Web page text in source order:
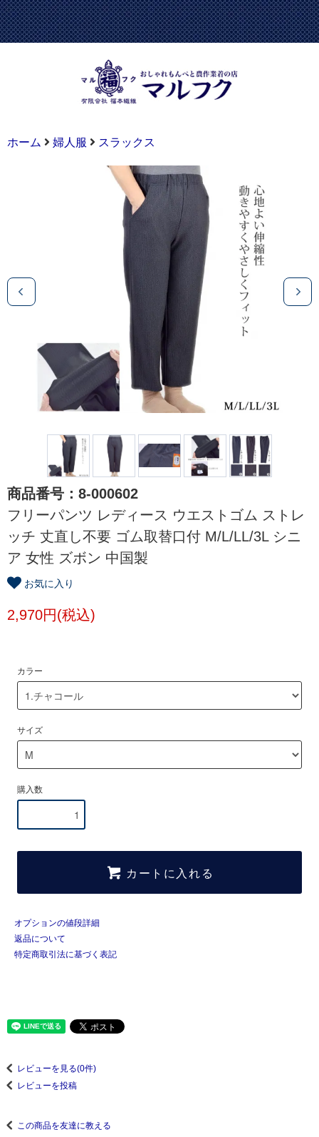
ホーム 婦人服 スラックス
商品番号：8-000602
フリーパンツ レディース ウエストゴム ストレ
ッチ 丈直し不要 ゴム取替口付 M/L/LL/3L シニ
ア 女性 ズボン 中国製
お気に入り
2,970円(税込)
カラー
サイズ
購入数
カートに入れる
オプションの値段詳細
返品について
特定商取引法に基づく表記
レビューを見る(0件)
レビューを投稿
この商品を友達に教える